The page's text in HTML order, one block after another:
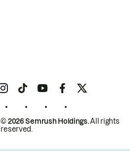
© 2026 Semrush Holdings.All rights
reserved.